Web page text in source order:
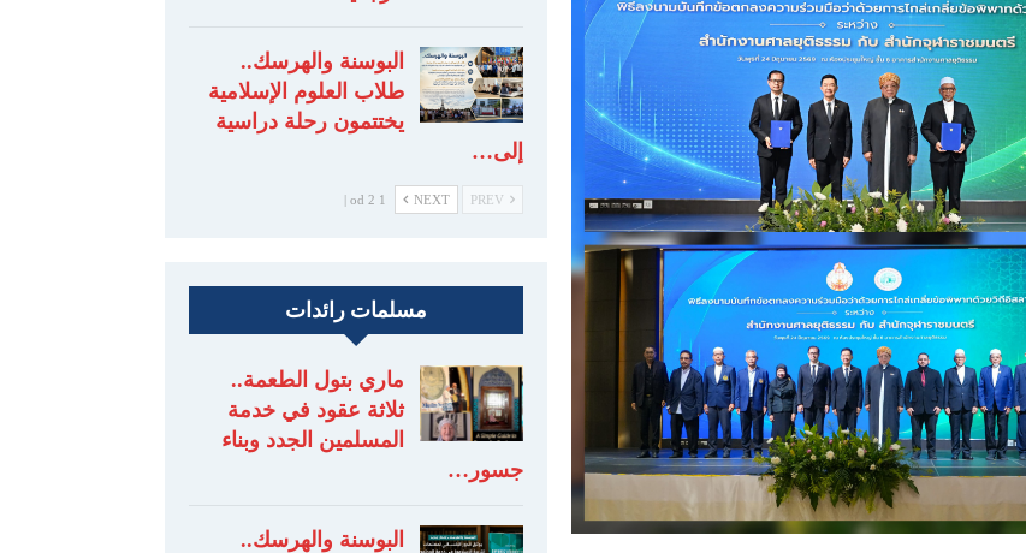
البوسنة والهرسك..
طلاب العلوم الإسلامية
يختتمون رحلة دراسية
إلى…
NEXT
1 od 2 |
مسلمات رائدات
ماري بتول الطعمة..
ثلاثة عقود في خدمة
المسلمين الجدد وبناء
جسور…
البوسنة والهرسك..